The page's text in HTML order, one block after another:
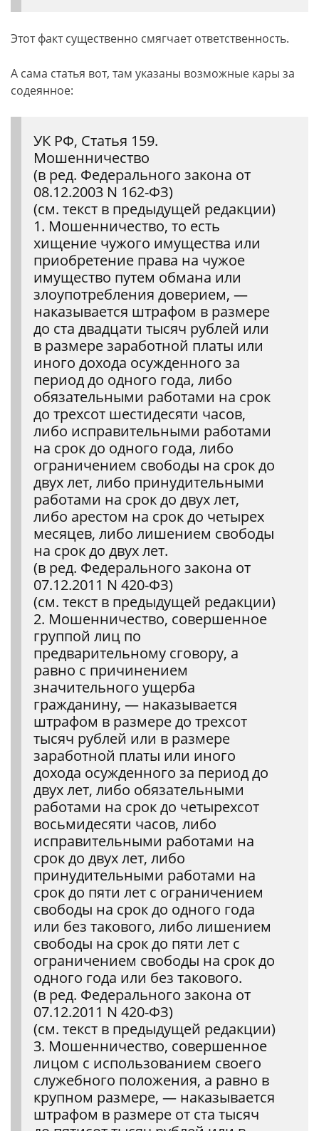
Этот факт существенно смягчает ответственность.
А сама статья вот, там указаны возможные кары за
содеянное:
УК РФ, Статья 159.
Мошенничество
(в ред. Федерального закона от
08.12.2003 N 162-ФЗ)
(см. текст в предыдущей редакции)
1. Мошенничество, то есть
хищение чужого имущества или
приобретение права на чужое
имущество путем обмана или
злоупотребления доверием, —
наказывается штрафом в размере
до ста двадцати тысяч рублей или
в размере заработной платы или
иного дохода осужденного за
период до одного года, либо
обязательными работами на срок
до трехсот шестидесяти часов,
либо исправительными работами
на срок до одного года, либо
ограничением свободы на срок до
двух лет, либо принудительными
работами на срок до двух лет,
либо арестом на срок до четырех
месяцев, либо лишением свободы
на срок до двух лет.
(в ред. Федерального закона от
07.12.2011 N 420-ФЗ)
(см. текст в предыдущей редакции)
2. Мошенничество, совершенное
группой лиц по
предварительному сговору, а
равно с причинением
значительного ущерба
гражданину, — наказывается
штрафом в размере до трехсот
тысяч рублей или в размере
заработной платы или иного
дохода осужденного за период до
двух лет, либо обязательными
работами на срок до четырехсот
восьмидесяти часов, либо
исправительными работами на
срок до двух лет, либо
принудительными работами на
срок до пяти лет с ограничением
свободы на срок до одного года
или без такового, либо лишением
свободы на срок до пяти лет с
ограничением свободы на срок до
одного года или без такового.
(в ред. Федерального закона от
07.12.2011 N 420-ФЗ)
(см. текст в предыдущей редакции)
3. Мошенничество, совершенное
лицом с использованием своего
служебного положения, а равно в
крупном размере, — наказывается
штрафом в размере от ста тысяч